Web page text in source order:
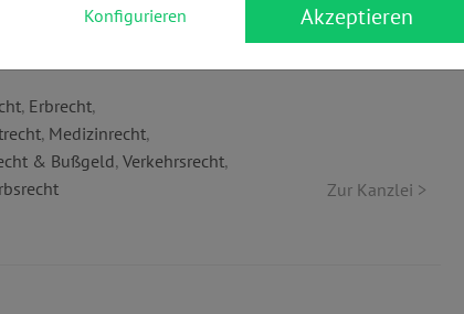
, Erbrecht,
, Medizinrecht,
& Bußgeld, Verkehrsrecht,
Zur Kanzlei >
Konfigurieren Akzeptieren